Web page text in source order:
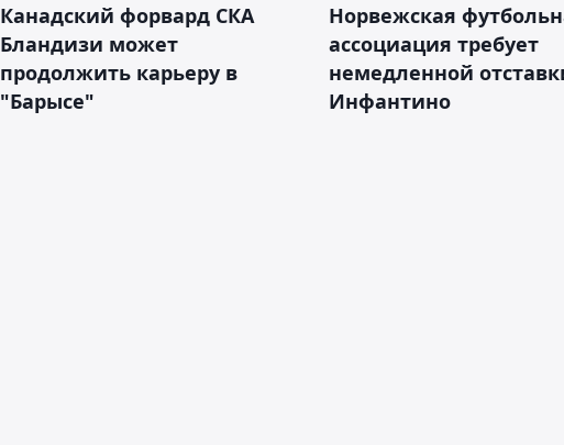
Канадский форвард СКА
Бландизи может
продолжить карьеру в
"Барысе"
Норвежская
ассоциация требует
немедленной
Инфантино